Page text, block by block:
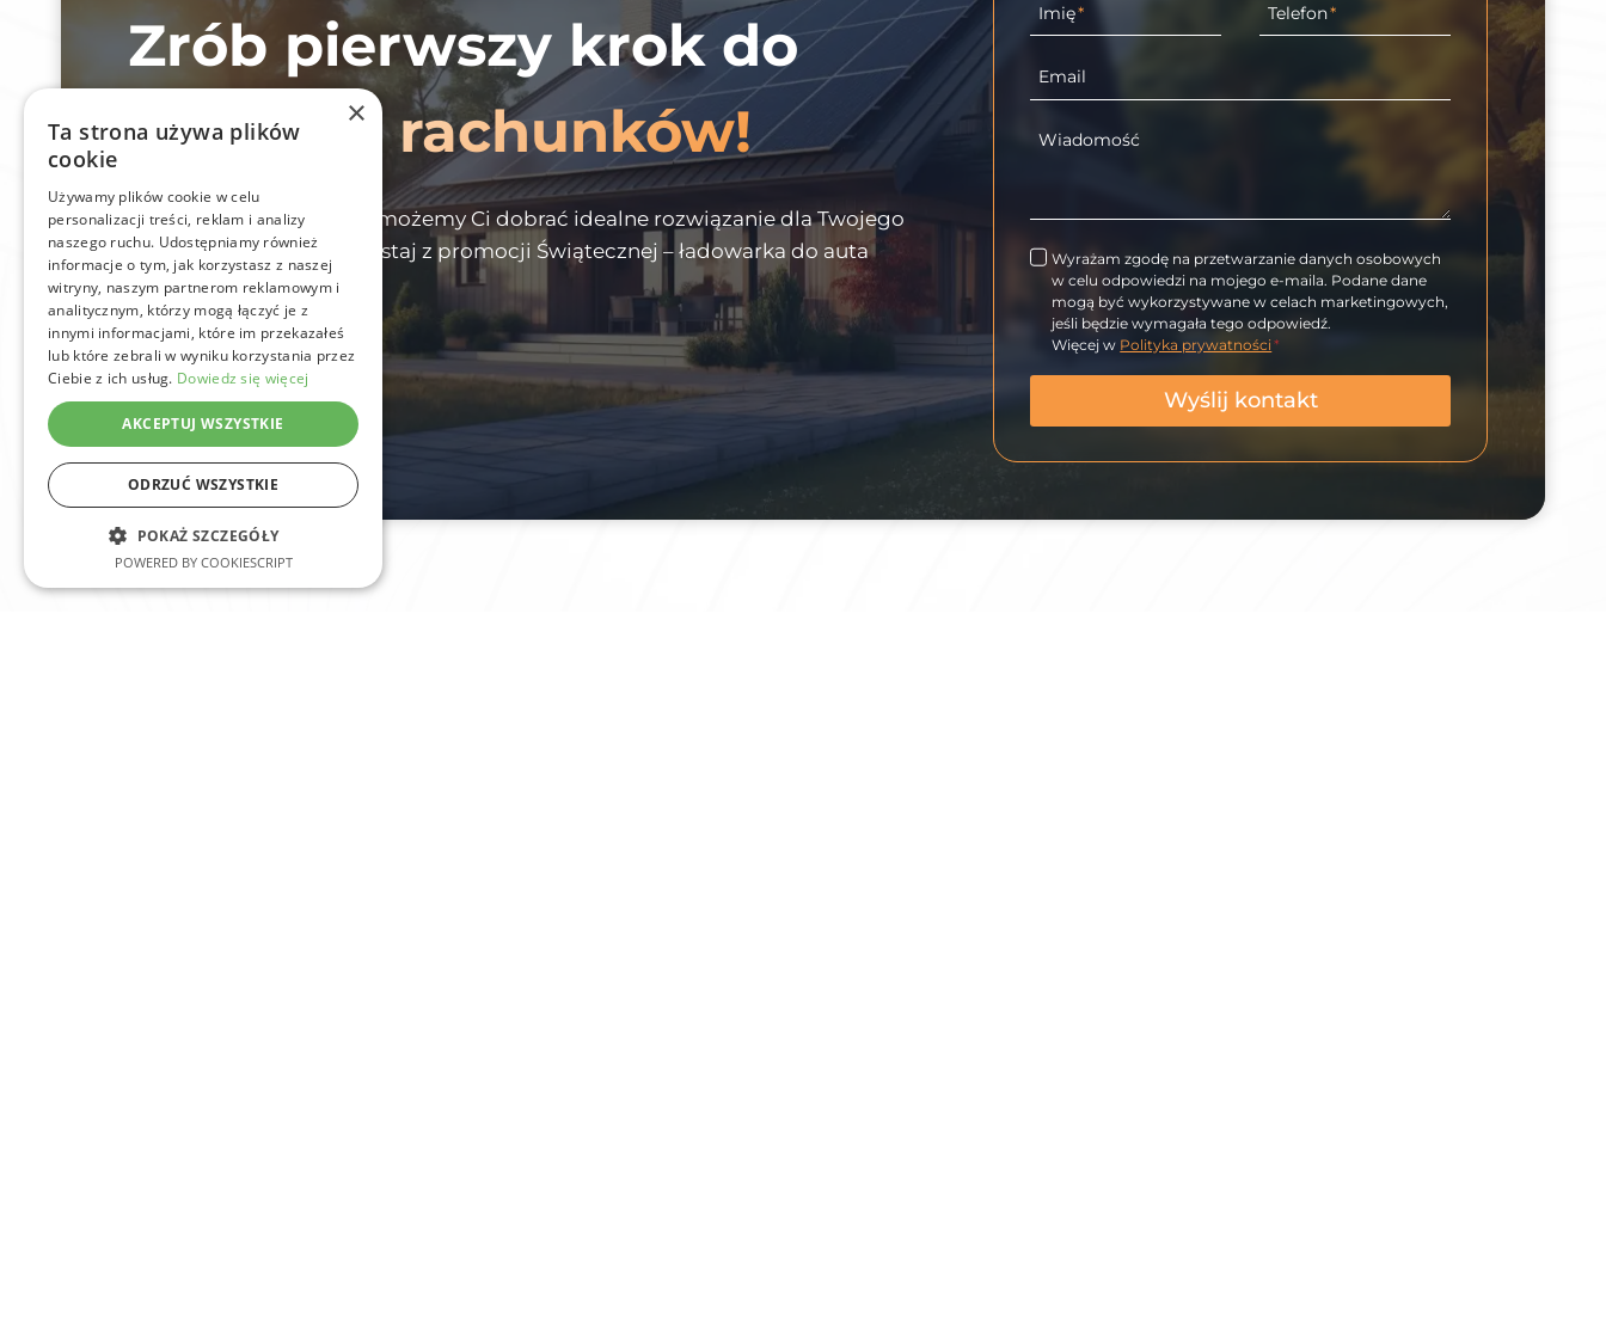
Zrób pierwszy krok do
niższych rachunków!
Zostaw kontakt, a my pomożemy Ci dobrać idealne rozwiązanie dla Twojego
domu lub firmy – i skorzystaj z promocji Świątecznej – ładowarka do auta
gratis!
Imię* Telefon*
Email
Wiadomość
Wyrażam zgodę na przetwarzanie danych osobowych
w celu odpowiedzi na mojego e-maila. Podane dane
mogą być wykorzystywane w celach marketingowych,
jeśli będzie wymagała tego odpowiedź.
Więcej w Polityka prywatności *
Wyślij kontakt
×
Ta strona używa plików
cookie
Używamy plików cookie w celu
personalizacji treści, reklam i analizy
naszego ruchu. Udostępniamy również
informacje o tym, jak korzystasz z naszej
witryny, naszym partnerom reklamowym i
analitycznym, którzy mogą łączyć je z
innymi informacjami, które im przekazałeś
lub które zebrali w wyniku korzystania przez
Ciebie z ich usług. Dowiedz się więcej
AKCEPTUJ WSZYSTKIE
ODRZUĆ WSZYSTKIE
POKAŻ SZCZEGÓŁY
POWERED BY COOKIESCRIPT